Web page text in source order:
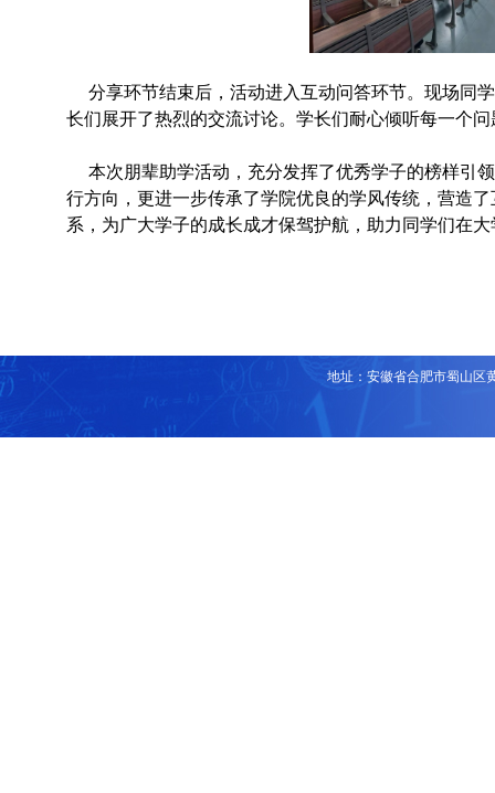
分享环节结束后，活动进入互动问答环节。现场同
长们展开了热烈的交流讨论。学长们耐心倾听每一个
本次朋辈助学活动，充分发挥了优秀学子的榜样引
行方向，更进一步传承了学院优良的学风传统，营造
系，为广大学子的成长成才保驾护航，助力同学们在
地址：安徽省合肥市蜀山区